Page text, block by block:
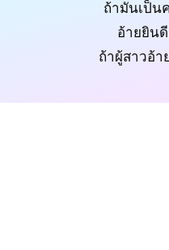
ถ้ามันเป็น
อ้ายยิน
ถ้าผู้สาวอ้